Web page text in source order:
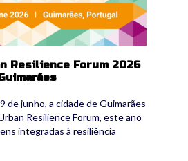
Resilience Forum 2026
de junho, a cidade de Guimarães
Resilience Forum, este ano
integradas à resiliência